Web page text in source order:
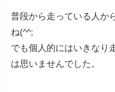
普段から走っている人か
ね(^^;
でも個人的にはいきなり
は思いませんでした。